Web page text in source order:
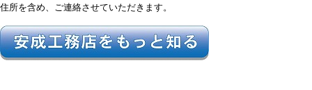
住所を含め、ご連絡させていただきます。